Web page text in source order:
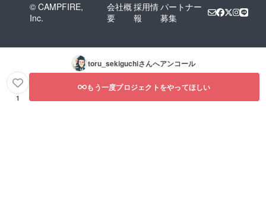
© CAMPFIRE,
Inc.
会社概
要
採用情
報
パートナー
募集
toru_sekiguchiさんへアンコール
1
もう一度プロジェクトをやってほしい